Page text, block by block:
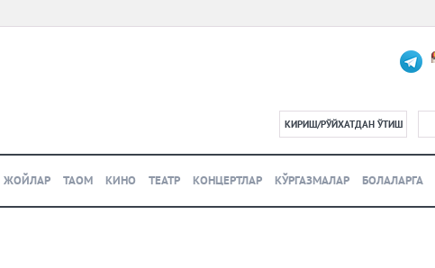
КИРИШ/РЎЙХАТДАН ЎТИШ
ЖОЙЛАР ТАОМ КИНО ТЕАТР КОНЦЕРТЛАР КЎРГАЗМАЛАР БОЛАЛАРГА